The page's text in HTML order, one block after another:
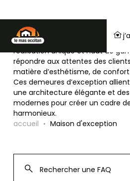
Maison
Une maison d'exception Mas
réalisation unique et haut de
répondre aux attentes des
matière d’esthétisme, de
Ces demeures d’exception
une architecture élégante et
modernes pour créer un cadre
harmonieux.
accueil
Maison d'exception